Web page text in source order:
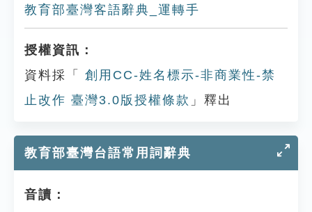
教育部臺灣客語辭典_運轉手
授權資訊：
資料採「
創用CC-姓名標示-非商業性-禁
止改作 臺灣3.0版授權條款 」釋出
教育部臺灣台語常用詞辭典
音讀：